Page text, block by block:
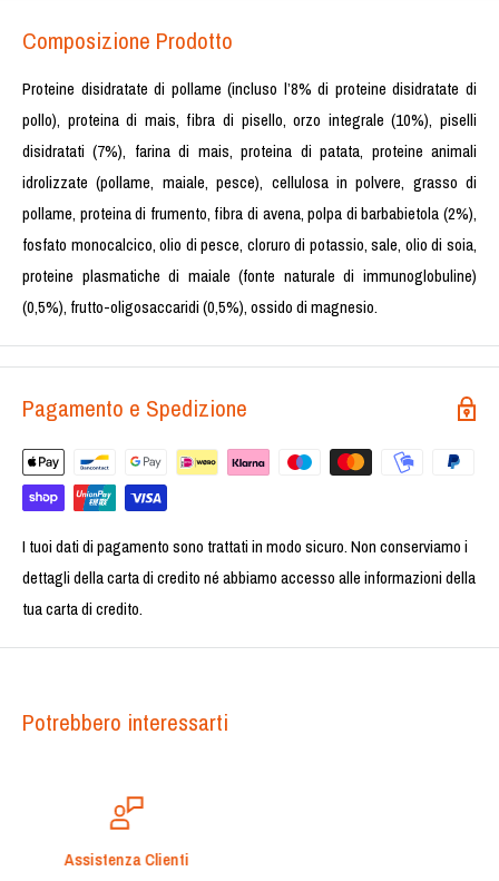
Composizione Prodotto
Proteine disidratate di pollame (incluso l’8% di proteine disidratate di
pollo), proteina di mais, fibra di pisello, orzo integrale (10%), piselli
disidratati (7%), farina di mais, proteina di patata, proteine animali
idrolizzate (pollame, maiale, pesce), cellulosa in polvere, grasso di
pollame, proteina di frumento, fibra di avena, polpa di barbabietola (2%),
fosfato monocalcico, olio di pesce, cloruro di potassio, sale, olio di soia,
proteine plasmatiche di maiale (fonte naturale di immunoglobuline)
(0,5%), frutto-oligosaccaridi (0,5%), ossido di magnesio.
Pagamento e Spedizione
I tuoi dati di pagamento sono trattati in modo sicuro. Non conserviamo i
dettagli della carta di credito né abbiamo accesso alle informazioni della
tua carta di credito.
Potrebbero interessarti